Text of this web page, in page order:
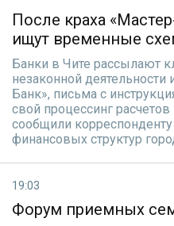
После краха
ищут временные
Банки в Чите рассылают
незаконной
Банк», письма с
свой процессинг
сообщили
финансовых структур
19:03
Форум приемных